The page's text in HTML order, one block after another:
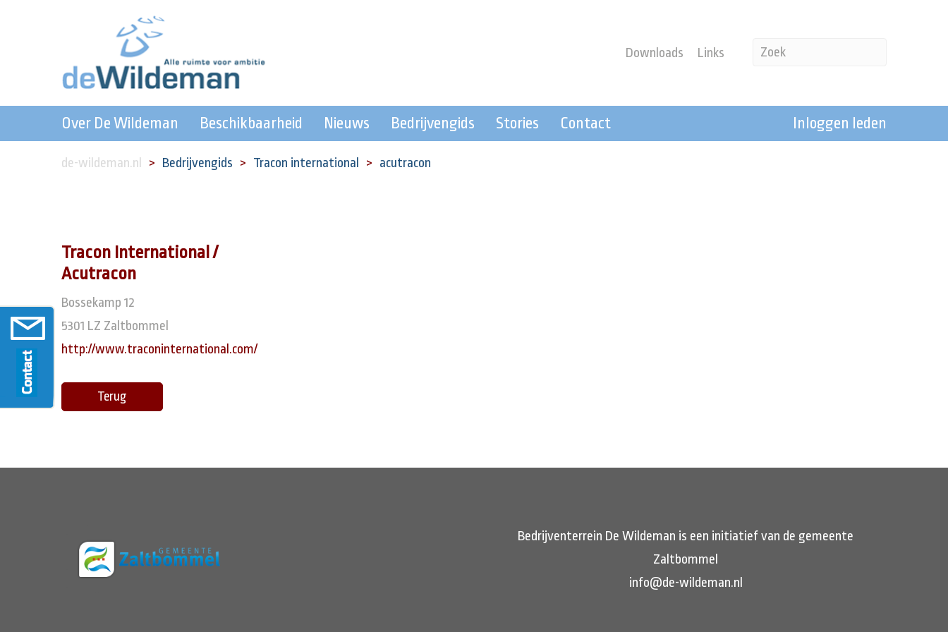
Downloads Links
Over De Wildeman Beschikbaarheid Nieuws Bedrijvengids Stories Contact Inloggen leden
de-wildeman.nl Bedrijvengids Tracon international acutracon
Tracon International /
Acutracon
Bossekamp 12
5301 LZ Zaltbommel
http://www.traconinternational.com/
Terug
Bedrijventerrein De Wildeman is een initiatief van de gemeente
Zaltbommel
info@de-wildeman.nl